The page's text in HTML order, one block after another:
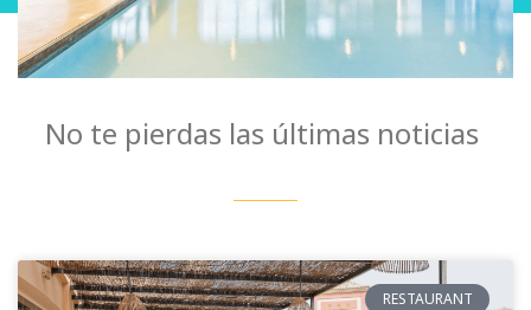
No te pierdas las últimas noticias
RESTAURANT